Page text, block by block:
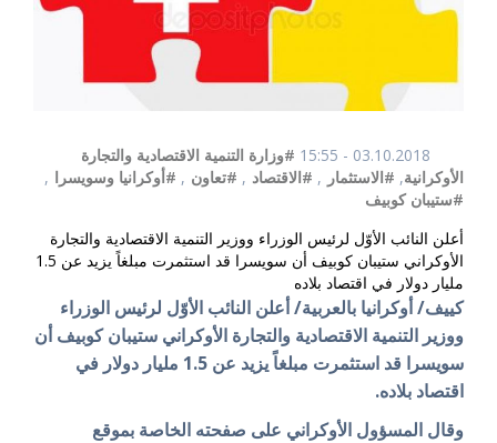
03.10.2018 - 15:55
#وزارة التنمية الاقتصادية والتجارة
الأوكرانية, #الاستثمار , #الاقتصاد , #تعاون , #أوكرانيا وسويسرا ,
#ستيبان كوبيف
أعلن النائب الأوّل لرئيس الوزراء ووزير التنمية الاقتصادية والتجارة
الأوكراني ستيبان كوبيف أن سويسرا قد استثمرت مبلغاً يزيد عن 1.5
مليار دولار في اقتصاد بلاده
كييف/ أوكرانيا بالعربية/ أعلن النائب الأوّل لرئيس الوزراء
ووزير التنمية الاقتصادية والتجارة الأوكراني ستيبان كوبيف أن
سويسرا قد استثمرت مبلغاً يزيد عن 1.5 مليار دولار في
اقتصاد بلاده.
وقال المسؤول الأوكراني على صفحته الخاصة بموقع